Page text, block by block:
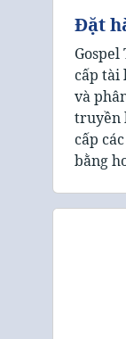
Đặt
cấp tài
và
truyền
cấp
bằng